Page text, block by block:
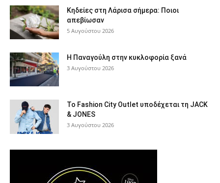
Κηδείες στη Λάρισα σήμερα: Ποιοι
απεβίωσαν
5 Αυγούστου 2026
Η Παναγούλη στην κυκλοφορία ξανά
3 Αυγούστου 2026
Το Fashion City Outlet υποδέχεται τη JACK
& JONES
3 Αυγούστου 2026